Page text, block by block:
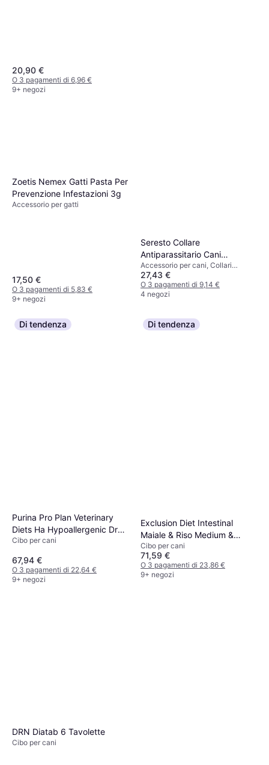
20,90 €
O 3 pagamenti di 6,96 €
9+ negozi
Zoetis Nemex Gatti Pasta Per
Prevenzione Infestazioni 3g
Accessorio per gatti
17,50 €
O 3 pagamenti di 5,83 €
9+ negozi
Seresto Collare
Antiparassitario Cani
Superiori 8 Kg 70 cm
Accessorio per cani, Collari
Antiabbaio, Collari per Cani
27,43 €
O 3 pagamenti di 9,14 €
4 negozi
Di tendenza
Purina Pro Plan Veterinary
Diets Ha Hypoallergenic Dry
Dog Food 11kg
Cibo per cani
67,94 €
O 3 pagamenti di 22,64 €
9+ negozi
Di tendenza
Exclusion Diet Intestinal
Maiale & Riso Medium &
Large Breed - Set Ö 2 x 12
kg 12kg
Cibo per cani
71,59 €
O 3 pagamenti di 23,86 €
9+ negozi
DRN Diatab 6 Tavolette
Cibo per cani